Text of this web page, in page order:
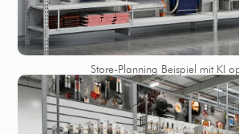
Store-Planning Beispiel mit KI